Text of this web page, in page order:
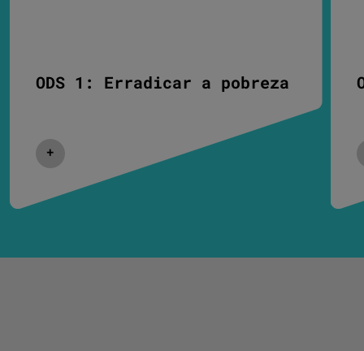
ODS 1: Erradicar a pobreza
Expandir/Colapsar